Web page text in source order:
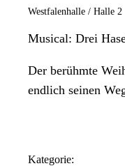
Westfalenhalle / Halle 2
Musical: Drei
Der berühmte
endlich seinen
Kategorie: